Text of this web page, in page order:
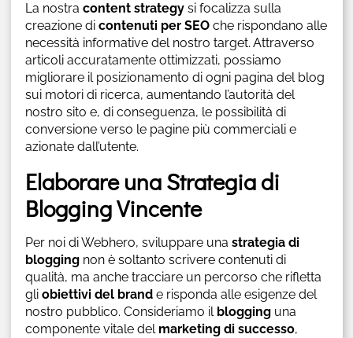
La nostra content strategysi focalizza sulla
creazione di contenuti per SEOche rispondano alle
necessità informative del nostro target. Attraverso
articoli accuratamente ottimizzati, possiamo
migliorare il posizionamento di ogni pagina del blog
sui motori di ricerca, aumentando l’autorità del
nostro sito e, di conseguenza, le possibilità di
conversione verso le pagine più commerciali e
azionate dall’utente.
Elaborare una Strategia di
Blogging Vincente
Per noi di Webhero, sviluppare una strategia di
bloggingnon è soltanto scrivere contenuti di
qualità, ma anche tracciare un percorso che rifletta
gli obiettivi del brande risponda alle esigenze del
nostro pubblico. Consideriamo il blogginguna
componente vitale del marketing di successo,